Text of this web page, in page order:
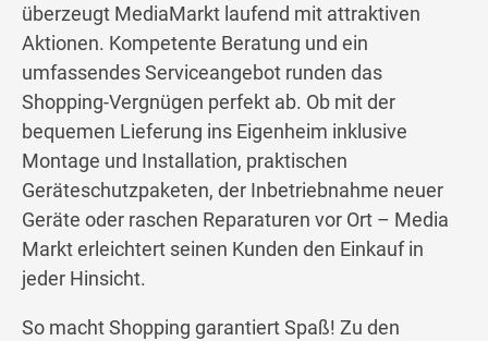
überzeugt MediaMarkt laufend mit attraktiven
Aktionen. Kompetente Beratung und ein
umfassendes Serviceangebot runden das
Shopping-Vergnügen perfekt ab. Ob mit der
bequemen Lieferung ins Eigenheim inklusive
Montage und Installation, praktischen
Geräteschutzpaketen, der Inbetriebnahme neuer
Geräte oder raschen Reparaturen vor Ort – Media
Markt erleichtert seinen Kunden den Einkauf in
jeder Hinsicht.
So macht Shopping garantiert Spaß! Zu den